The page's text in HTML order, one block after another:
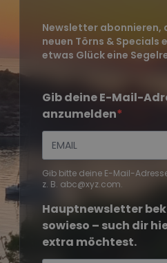
Newsletter abonnieren,
neuen Törns & Specials
etwas Glück eine
Gib deine E-Mail-
anzumelden
Gib bitte deine E-Mail-
z. B. abc@xyz.com.
Hauptnewsletter
sowieso – such dir
extra möchtest.